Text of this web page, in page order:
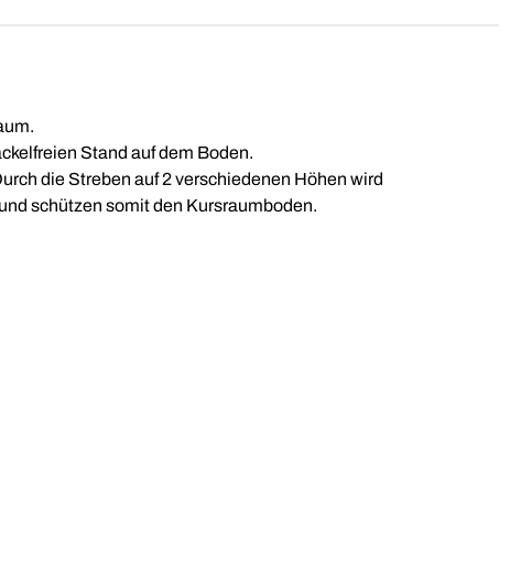
Stand auf dem Boden.
die Streben auf 2 verschiedenen Höhen wird
schützen somit den Kursraumboden.